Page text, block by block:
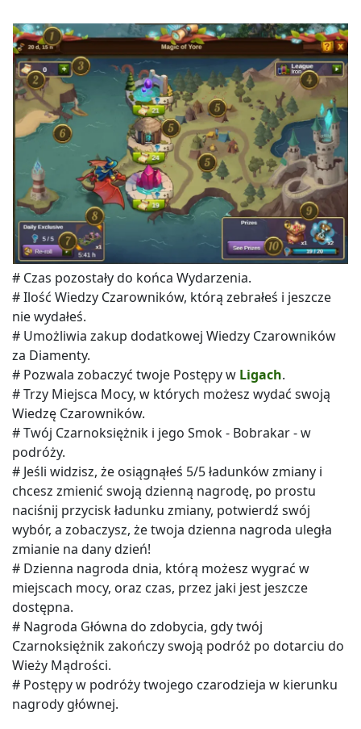
# Czas pozostały do końca Wydarzenia.
# Ilość Wiedzy Czarowników, którą zebrałeś i jeszcze
nie wydałeś.
# Umożliwia zakup dodatkowej Wiedzy Czarowników
za Diamenty.
# Pozwala zobaczyć twoje Postępy w Ligach.
# Trzy Miejsca Mocy, w których możesz wydać swoją
Wiedzę Czarowników.
# Twój Czarnoksiężnik i jego Smok - Bobrakar - w
podróży.
# Jeśli widzisz, że osiągnąłeś 5/5 ładunków zmiany i
chcesz zmienić swoją dzienną nagrodę, po prostu
naciśnij przycisk ładunku zmiany, potwierdź swój
wybór, a zobaczysz, że twoja dzienna nagroda uległa
zmianie na dany dzień!
# Dzienna nagroda dnia, którą możesz wygrać w
miejscach mocy, oraz czas, przez jaki jest jeszcze
dostępna.
# Nagroda Główna do zdobycia, gdy twój
Czarnoksiężnik zakończy swoją podróż po dotarciu do
Wieży Mądrości.
# Postępy w podróży twojego czarodzieja w kierunku
nagrody głównej.